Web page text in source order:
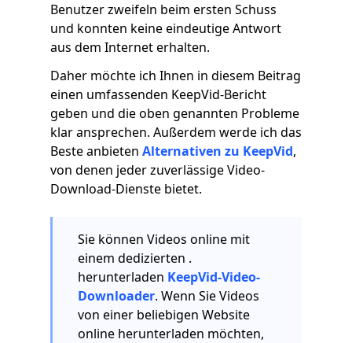
Benutzer zweifeln beim ersten Schuss
und konnten keine eindeutige Antwort
aus dem Internet erhalten.
Daher möchte ich Ihnen in diesem Beitrag
einen umfassenden KeepVid-Bericht
geben und die oben genannten Probleme
klar ansprechen. Außerdem werde ich das
Beste anbieten Alternativen zu KeepVid,
von denen jeder zuverlässige Video-
Download-Dienste bietet.
Sie können Videos online mit
einem dedizierten .
herunterladen KeepVid-Video-
Downloader. Wenn Sie Videos
von einer beliebigen Website
online herunterladen möchten,